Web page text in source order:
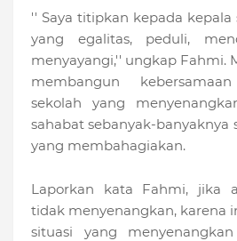
'' Saya titipkan kepada
yang egalitas, peduli,
menyayangi,'' ungkap Fahmi.
membangun
sekolah yang
sahabat sebanyak-banyaknya
yang membahagiakan.
Laporkan kata Fahmi, jika
tidak menyenangkan, karena
situasi yang